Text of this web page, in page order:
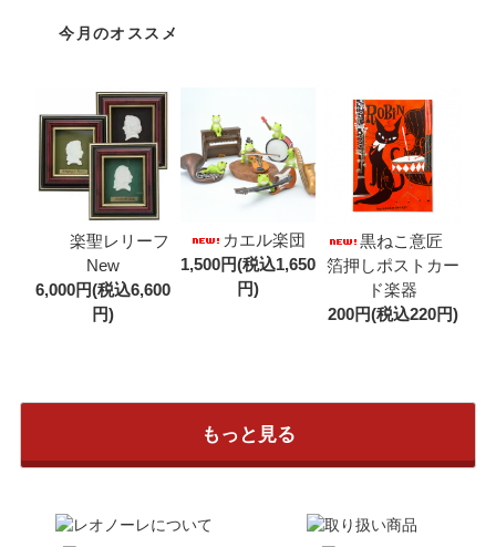
今月のオススメ
楽聖レリーフ
New
6,000円(税込6,600
円)
カエル楽団
1,500円(税込1,650
円)
黒ねこ意匠
箔押しポストカー
ド楽器
200円(税込220円)
もっと見る